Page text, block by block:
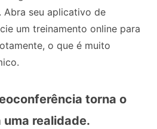
Abra seu aplicativo de
um treinamento online para
o que é muito
torna o
realidade.